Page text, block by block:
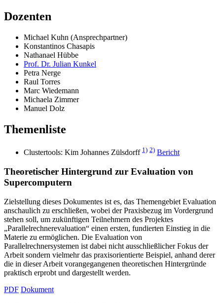
Dozenten
Michael Kuhn (Ansprechpartner)
Konstantinos Chasapis
Nathanael Hübbe
Prof. Dr. Julian Kunkel
Petra Nerge
Raul Torres
Marc Wiedemann
Michaela Zimmer
Manuel Dolz
Themenliste
Clustertools: Kim Johannes Zülsdorff 1) 2) Bericht
Theoretischer Hintergrund zur Evaluation von
Supercomputern
Zielstellung dieses Dokumentes ist es, das Themengebiet Evaluation
anschaulich zu erschließen, wobei der Praxisbezug im Vordergrund
stehen soll, um zukünftigen Teilnehmern des Projektes
„Parallelrechnerevaluation“ einen ersten, fundierten Einstieg in die
Materie zu ermöglichen. Die Evaluation von
Parallelrechnersystemen ist dabei nicht ausschließlicher Fokus der
Arbeit sondern vielmehr das praxisorientierte Beispiel, anhand derer
die in dieser Arbeit vorangegangenen theoretischen Hintergründe
praktisch erprobt und dargestellt werden.
PDF Dokument